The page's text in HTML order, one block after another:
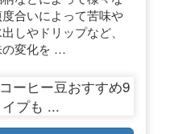
合いによって苦味や
しやドリップなど、
の変化を …